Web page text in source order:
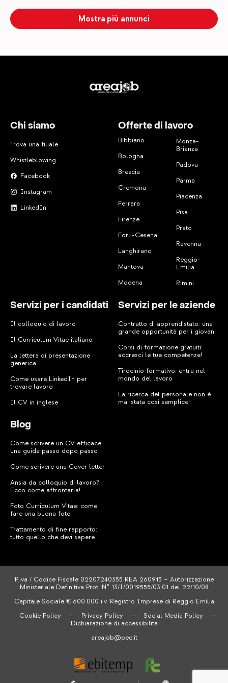
Mostra più annunci
Chi siamo
Trova una filiale
Whistleblowing
Facebook
Instagram
LinkedIn
Offerte di lavoro
Bibbiano
Bologna
Brescia
Cremona
Ferrara
Firenze
Forli-Cesena
Langhirano
Mantova
Modena
Monza-
Brianza
Padova
Parma
Piacenza
Pisa
Prato
Ravenna
Reggio-
Emilia
Rimini
Servizi per i candidati
Il colloquio di lavoro
Il Curriculum Vitae italiano
La lettera di presentazione
generica
Come usare LinkedIn per
trovare lavoro
Il CV in inglese
Servizi per le aziende
Contratto di apprendistato: una
grande opportunità per i giovani
Corsi di formazione gratuiti:
accresci le tue competenze!
Tirocinio formativo: entra nel
mondo del lavoro
La ricerca del personale non è
mai stata così semplice!
Blog
Come scrivere un CV efficace:
una guida passo dopo passo
Come scrivere una Cover letter
Ansia da colloquio di lavoro?
Ecco come affrontarla!
Foto Curriculum Vitae: come
fare una buona foto
Trattamento di fine rapporto:
tutto quello che devi sapere
P.iva / Codice Fiscale 02207240355 REA 260915 – Autorizzazione
Ministeriale Definitiva Prot. N° 13/I/0019555/03.01 del 22/10/08
Capitale Sociale € 600.000 i.v. Registro Imprese di Reggio Emilia
Cookie Policy
– Privacy Policy – Social Media Policy
–
Dichiarazione di accessibilità
areajob@pec.it